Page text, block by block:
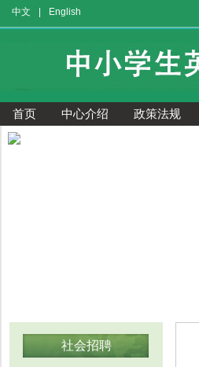
中文 English
首页 中心介绍 政策法规
获奖证书查询
社会招聘